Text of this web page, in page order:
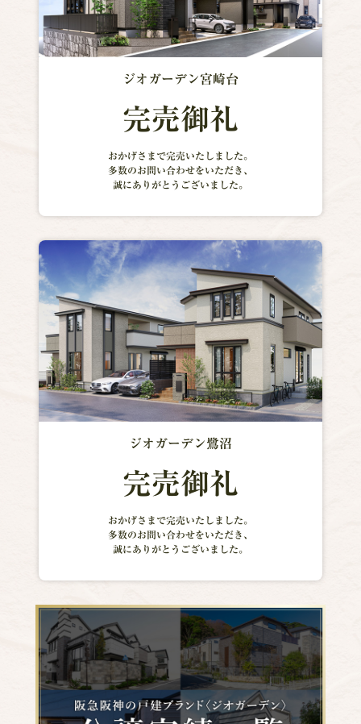
ジオガーデン宮崎台
完売御礼
おかげさまで完売いたしました。
多数のお問い合わせをいただき、
誠にありがとうございました。
ジオガーデン鷺沼
完売御礼
おかげさまで完売いたしました。
多数のお問い合わせをいただき、
誠にありがとうございました。